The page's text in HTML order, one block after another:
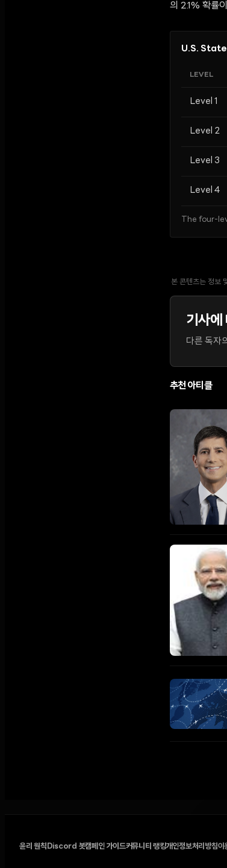
의 2.1% 확률
U.S.
LEVEL
Level 1
Level 2
Level 3
Level 4
The four-
본 콘텐츠는 정보
기사에
다른 독자
추천 아티클
윤리 원칙 Discord 봇캠페인 가이드커뮤니티 랭킹개인정보처리방침이